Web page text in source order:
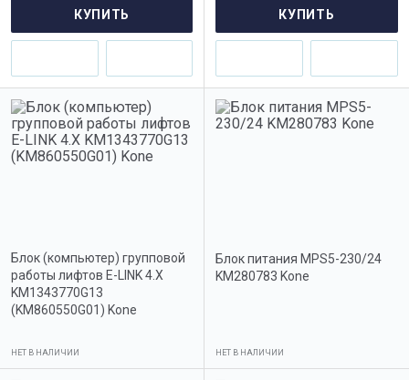
КУПИТЬ КУПИТЬ
Блок (компьютер) групповой
работы лифтов E-LINK 4.X
KM1343770G13
(KM860550G01) Kone
НЕТ В НАЛИЧИИ
Блок питания MPS5-230/24
KM280783 Kone
НЕТ В НАЛИЧИИ